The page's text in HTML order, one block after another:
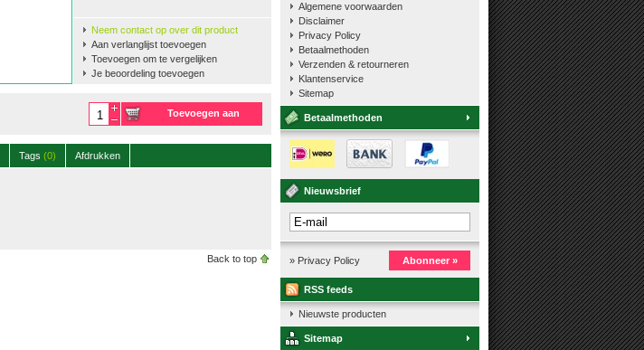
Neem contact op over dit product
Aan verlanglijst toevoegen
Toevoegen om te vergelijken
Je beoordeling toevoegen
Toevoegen aan
Tags (0) Afdrukken
Back to top
Algemene voorwaarden
Disclaimer
Privacy Policy
Betaalmethoden
Verzenden & retourneren
Klantenservice
Sitemap
Betaalmethoden
Nieuwsbrief
» Privacy Policy Abonneer »
RSS feeds
Nieuwste producten
Sitemap